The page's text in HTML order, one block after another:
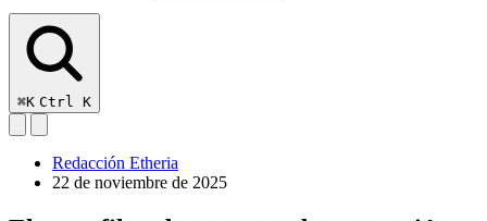
⌘K Ctrl K
Redacción Etheria
22 de noviembre de 2025